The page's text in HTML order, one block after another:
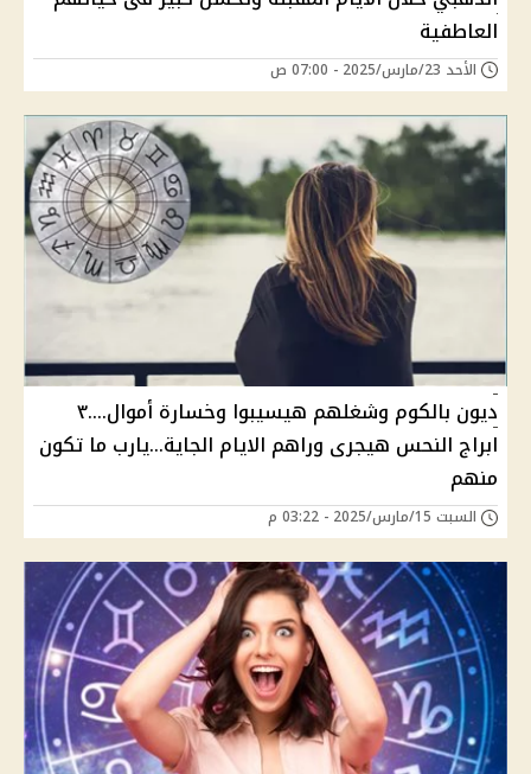
العاطفية
الأحد 23/مارس/2025 - 07:00 ص
ديون بالكوم وشغلهم هيسيبوا وخسارة أموال....٣
ابراج النحس هيجرى وراهم الايام الجاية...يارب ما تكون
منهم
السبت 15/مارس/2025 - 03:22 م